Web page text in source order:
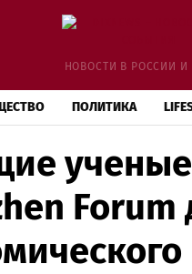
НОВОСТИ В РОССИИ И
ПОЛИТИКА